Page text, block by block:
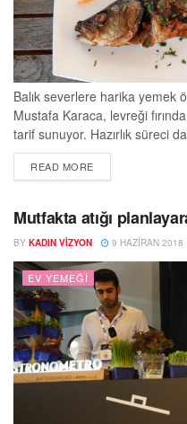
Balık severlere harika yemek
Mustafa Karaca, levreği
tarif sunuyor. Hazırlık süreci
hazırlanan fırında bütün
arayanların tercihi oluyor.
Şefi Mustafa Karaca, “İyi
READ MOREDETAILS
Mutfakta atığı
BY KADIN VIZYON 9 HAZIRAN 2018
EV YEMEĞI